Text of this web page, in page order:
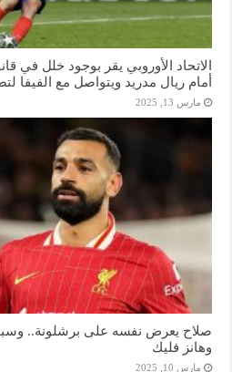
الاتحاد الأوروبي يقر بوجود خلل في
أمام ريال مدريد ويتواصل مع الفيفا
مارس 13, 2025
صلاح يعرض نفسه على برشلونة..
وهانز فليك
مارس 10, 2025